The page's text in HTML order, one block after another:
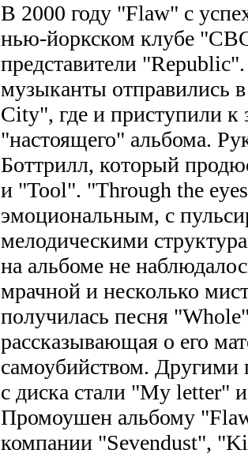
В 2000 году "Flaw" с
нью-йоркском клубе
представители
музыканты отправились
City", где и приступили к
"настоящего" альбома.
Боттрилл, который
и "Tool". "Through the
эмоциональным, с
мелодическими
на альбоме не
мрачной и несколько
получилась песня
рассказывающая о его
самоубийством.
с диска стали "My letter"
Промоушен альбому
компании "Sevendust",